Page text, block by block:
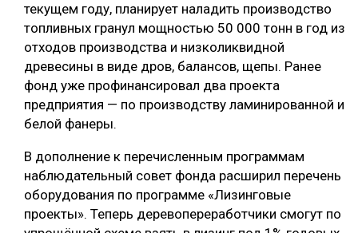
текущем году, планирует наладить производство
топливных гранул мощностью 50 000 тонн в год из
отходов производства и низколиквидной
древесины в виде дров, балансов, щепы. Ранее
фонд уже профинансировал два проекта
предприятия — по производству ламинированной и
белой фанеры.
В дополнение к перечисленным программам
наблюдательный совет фонда расширил перечень
оборудования по программе «Лизинговые
проекты». Теперь деревопереработчики смогут по